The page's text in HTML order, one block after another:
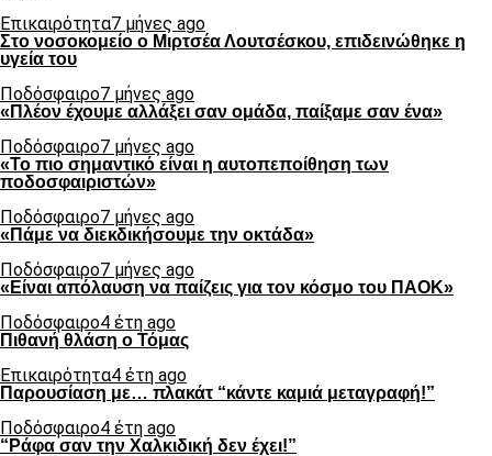
Επικαιρότητα7 μήνες ago
Στο νοσοκομείο ο Μιρτσέα Λουτσέσκου, επιδεινώθηκε η
υγεία του
Ποδόσφαιρο7 μήνες ago
«Πλέον έχουμε αλλάξει σαν ομάδα, παίξαμε σαν ένα»
Ποδόσφαιρο7 μήνες ago
«Το πιο σημαντικό είναι η αυτοπεποίθηση των
ποδοσφαιριστών»
Ποδόσφαιρο7 μήνες ago
«Πάμε να διεκδικήσουμε την οκτάδα»
Ποδόσφαιρο7 μήνες ago
«Είναι απόλαυση να παίζεις για τον κόσμο του ΠΑΟΚ»
Ποδόσφαιρο4 έτη ago
Πιθανή θλάση ο Τόμας
Επικαιρότητα4 έτη ago
Παρουσίαση με… πλακάτ “κάντε καμιά μεταγραφή!”
Ποδόσφαιρο4 έτη ago
“Ράφα σαν την Χαλκιδική δεν έχει!”